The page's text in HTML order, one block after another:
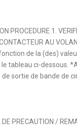
PROCEDURE 1.
CONTACTEUR AU
de la (des)
tableau ci-dessous.
sortie de bande de
DE PRECAUTION /